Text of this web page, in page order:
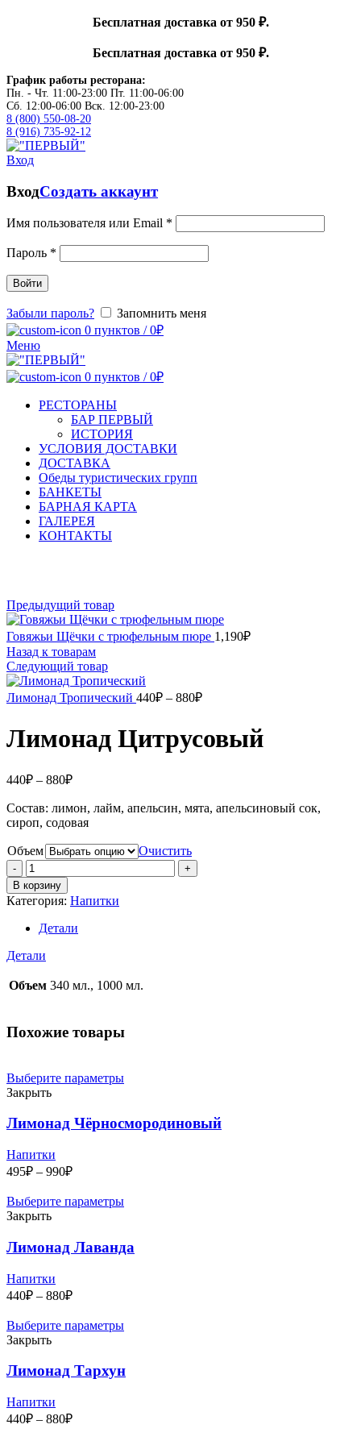
Бесплатная доставка от 950 ₽.
Бесплатная доставка от 950 ₽.
График работы ресторана:
Пн. - Чт. 11:00-23:00 Пт. 11:00-06:00
Сб. 12:00-06:00 Вск. 12:00-23:00
8 (800) 550-08-20
8 (916) 735-92-12
Вход
ВходСоздать аккаунт
Имя пользователя или Email *
Пароль *
Войти
Забыли пароль?
Запомнить меня
0 пунктов / 0₽
Меню
0 пунктов / 0₽
РЕСТОРАНЫ
БАР ПЕРВЫЙ
ИСТОРИЯ
УСЛОВИЯ ДОСТАВКИ
ДОСТАВКА
Обеды туристических групп
БАНКЕТЫ
БАРНАЯ КАРТА
ГАЛЕРЕЯ
КОНТАКТЫ
Предыдущий товар
Говяжьи Щёчки с трюфельным пюре 1,190₽
Назад к товарам
Следующий товар
Лимонад Тропический 440₽ – 880₽Диапазон
–
Лимонад Цитрусовый
440₽ – 880₽Диапазон
440₽
–
Состав: лимон, лайм, апельсин, мята, апельсиновый сок,
сироп, содовая
Объем
Очистить
Количество
В корзину
Категория: Напитки
Детали
Детали
Объем 340 мл., 1000 мл.
Похожие товары
Выберите параметры
Закрыть
Лимонад Чёрносмородиновый
Напитки
495₽ – 990₽Диапазон
495₽
Выберите параметры
Закрыть
Лимонад Лаванда
Напитки
440₽ – 880₽Диапазон
440₽
Выберите параметры
Закрыть
Лимонад Тархун
Напитки
440₽ – 880₽Диапазон